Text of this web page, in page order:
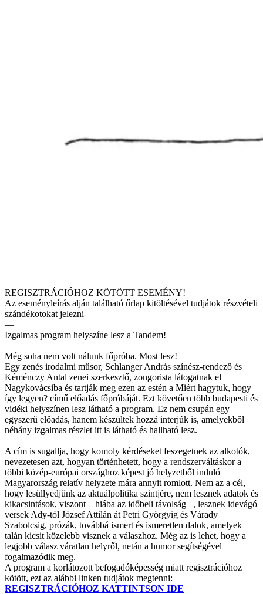
REGISZTRÁCIÓHOZ KÖTÖTT ESEMÉNY!
Az eseményleírás alján található űrlap kitöltésével tudjátok részvételi
szándékotokat jelezni
—
Izgalmas program helyszíne lesz a Tandem!
Még soha nem volt nálunk főpróba. Most lesz!
Egy zenés irodalmi műsor, Schlanger András színész-rendező és
Kéménczy Antal zenei szerkesztő, zongorista látogatnak el
Nagykovácsiba és tartják meg ezen az estén a Miért hagytuk, hogy
így legyen? című előadás főpróbáját. Ezt követően több budapesti és
vidéki helyszínen lesz látható a program. Ez nem csupán egy
egyszerű előadás, hanem készültek hozzá interjúk is, amelyekből
néhány izgalmas részlet itt is látható és hallható lesz.
A cím is sugallja, hogy komoly kérdéseket feszegetnek az alkotók,
nevezetesen azt, hogyan történhetett, hogy a rendszerváltáskor a
többi közép-európai országhoz képest jó helyzetből induló
Magyarország relatív helyzete mára annyit romlott. Nem az a cél,
hogy lesüllyedjünk az aktuálpolitika szintjére, nem lesznek adatok és
kikacsintások, viszont – hiába az időbeli távolság –, lesznek idevágó
versek Ady-tól József Attilán át Petri Györgyig és Várady
Szabolcsig, prózák, továbbá ismert és ismeretlen dalok, amelyek
talán kicsit közelebb visznek a válaszhoz. Még az is lehet, hogy a
legjobb válasz váratlan helyről, netán a humor segítségével
fogalmazódik meg.
A program a korlátozott befogadóképesség miatt regisztrációhoz
kötött, ezt az alábbi linken tudjátok megtenni:
REGISZTRÁCIÓHOZ KATTINTSON IDE